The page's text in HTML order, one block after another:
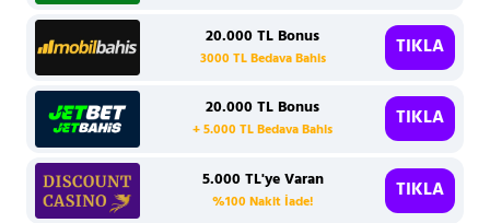
20.000 TL Bonus
3000 TL Bedava Bahis TIKLA
20.000 TL Bonus
+ 5.000 TL Bedava Bahis TIKLA
5.000 TL'ye Varan
%100 Nakit İade! TIKLA